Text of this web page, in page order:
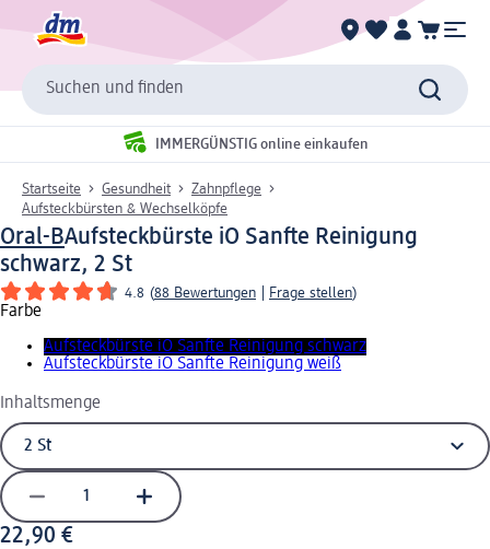
Suchen und finden
IMMERGÜNSTIG online einkaufen
Startseite Gesundheit
Zahnpflege
Aufsteckbürsten & Wechselköpfe
Oral-BAufsteckbürste iO Sanfte Reinigung
schwarz, 2 St
4.8 (88 Bewertungen Frage stellen)
Farbe
Aufsteckbürste iO Sanfte Reinigung schwarz
Aufsteckbürste iO Sanfte Reinigung weiß
Inhaltsmenge
22,90 €